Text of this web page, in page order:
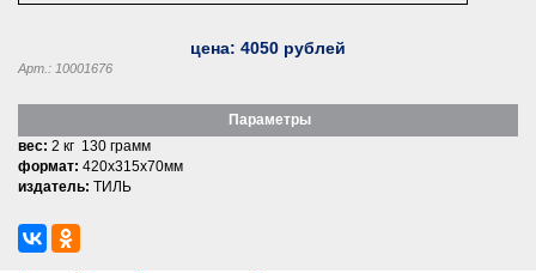
цена: 4050 рублей
Арт.: 10001676
Параметры
вес: 2 кг 130 грамм
формат: 420x315x70мм
издатель: ТИЛЬ